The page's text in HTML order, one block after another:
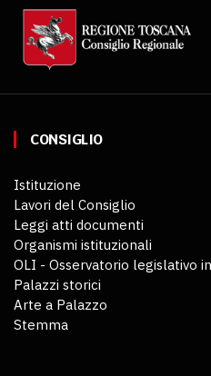
CONSIGLIO
Istituzione
Lavori del Consiglio
Leggi atti documenti
Organismi istituzionali
OLI - Osservatorio legislativo
Palazzi storici
Arte a Palazzo
Stemma